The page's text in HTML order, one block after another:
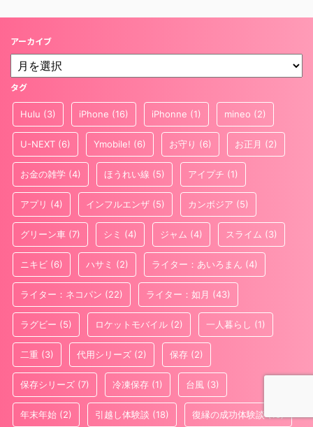
アーカイブ
タグ
Hulu (3) iPhone (16) iPhonne (1) mineo (2)
U-NEXT (6) Ymobile! (6) お守り (6) お正月 (2)
お金の雑学 (4) ほうれい線 (5) アイプチ (1)
アプリ (4) インフルエンザ (5) カンボジア (5)
グリーン車 (7) シミ (4) ジャム (4) スライム (3)
ニキビ (6) ハサミ (2) ライター：あいろまん (4)
ライター：ネコパン (22) ライター：如月 (43)
ラグビー (5) ロケットモバイル (2) 一人暮らし (1)
二重 (3) 代用シリーズ (2) 保存 (2)
保存シリーズ (7) 冷凍保存 (1) 台風 (3)
年末年始 (2) 引越し体験談 (18) 復縁の成功体験談(10)